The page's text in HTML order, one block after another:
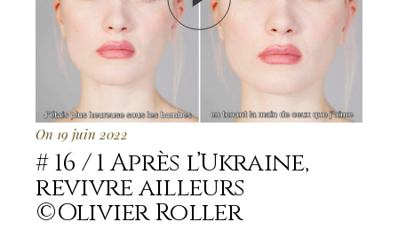
On 19 juin 2022
# 16 / 1 Après l’Ukraine,
revivre ailleurs
©Olivier Roller